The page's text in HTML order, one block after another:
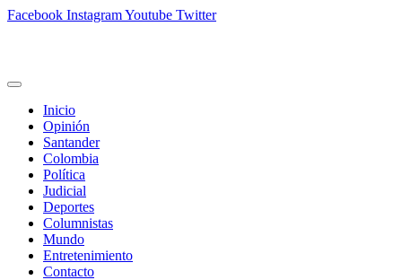
Facebook InstagramYoutube Twitter
Inicio
Opinión
Santander
Colombia
Política
Judicial
Deportes
Columnistas
Mundo
Entretenimiento
Contacto